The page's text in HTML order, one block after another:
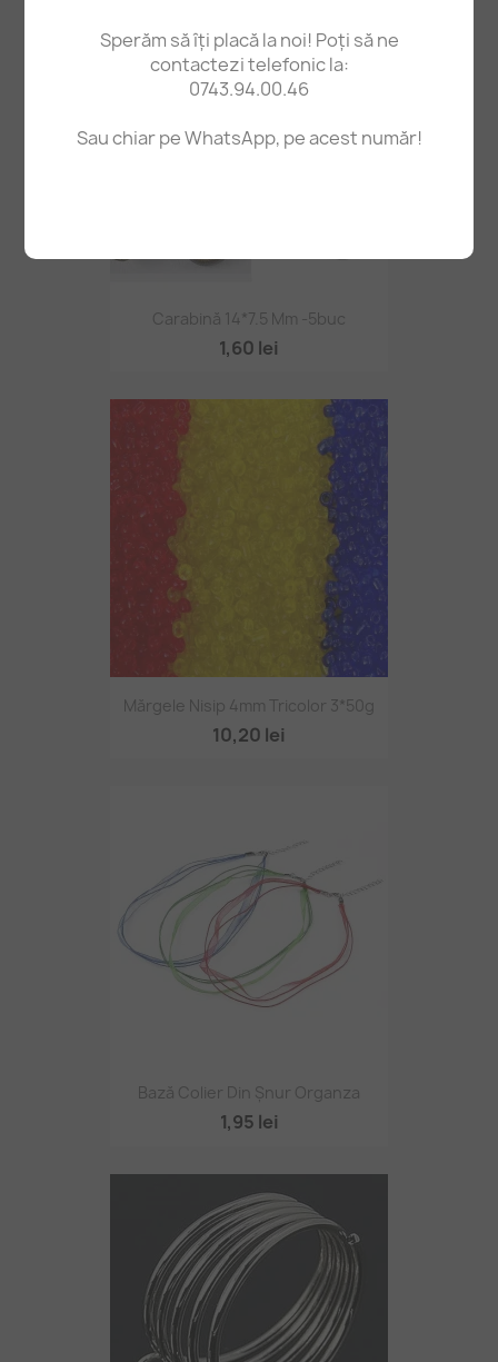
Sperăm să îți placă la noi! Poți să ne
contactezi telefonic la:
0743.94.00.46
Sau chiar pe WhatsApp, pe acest număr!
Carabină 14*7.5 Mm -5buc
1,60 lei
Mărgele Nisip 4mm Tricolor 3*50g
10,20 lei
Bază Colier Din Șnur Organza
1,95 lei